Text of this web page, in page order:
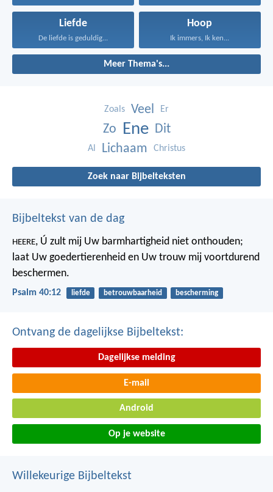
Liefde
De liefde is geduldig...
Hoop
Ik immers, Ik ken...
Meer Thema's...
Zoals Veel Er
Zo Ene Dit
Al Lichaam Christus
Zoek naar Bijbelteksten
Bijbeltekst van de dag
HEERE, Ú zult mij Uw barmhartigheid niet onthouden;
laat Uw goedertierenheid en Uw trouw mij voortdurend
beschermen.
Psalm 40:12 liefde betrouwbaarheid bescherming
Ontvang de dagelijkse Bijbeltekst:
Dagelijkse melding
E-mail
Android
Op je website
Willekeurige Bijbeltekst